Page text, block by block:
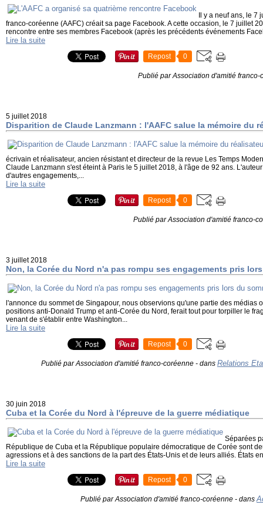
Il y a neuf ans, le
franco-coréenne (AAFC) créait sa page Facebook. A cette occasion, le 7 juillet
rencontre entre ses membres Facebook (après les précédents événements
Lire la suite
Repost 0
Publié par Association d'amitié franco-
5 juillet 2018
Disparition de Claude Lanzmann : l'AAFC salue la mémoire du
écrivain et réalisateur, ancien résistant et directeur de la revue Les Temps
Claude Lanzmann s'est éteint à Paris le 5 juillet 2018, à l'âge de 92 ans.
d'autres engagements,...
Lire la suite
Repost 0
Publié par Association d'amitié franco-
3 juillet 2018
Non, la Corée du Nord n'a pas rompu ses engagements pris
l'annonce du sommet de Singapour, nous observions qu'une partie des médias
positions anti-Donald Trump et anti-Corée du Nord, ferait tout pour torpiller le
venant de s'établir entre Washington...
Lire la suite
Repost 0
Publié par Association d'amitié franco-coréenne - dans Relations
30 juin 2018
Cuba et la Corée du Nord à l'épreuve de la guerre médiatique
Séparées
République de Cuba et la République populaire démocratique de Corée sont
agressions et à des sanctions de la part des États-Unis et de leurs alliés. États
Lire la suite
Repost 0
Publié par Association d'amitié franco-coréenne - dans